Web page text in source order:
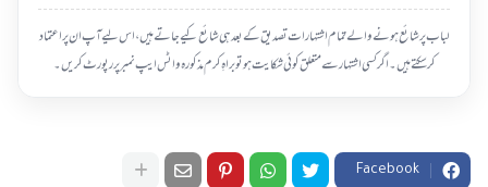
لباب پر شائع ہونے والے تمام اشتہارات تصدیق کے بعد ہی شائع کیے جاتے ہیں، اس لیے آپ ان پر اعتماد
کر سکتے ہیں۔ اگر کسی اشتہار سے متعلق کوئی شکایت ہو تو براہِ کرم مذکورہ واٹس ایپ نمبر پر رپورٹ کریں۔
Facebook